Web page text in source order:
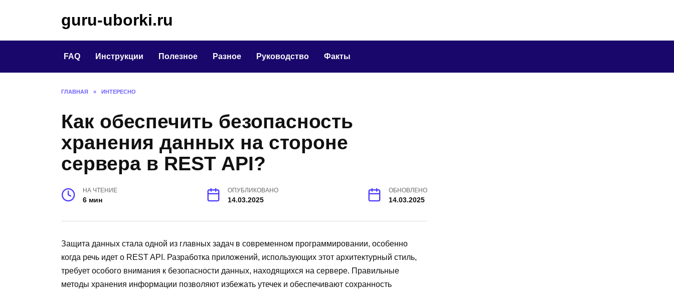
guru-uborki.ru
FAQ Инструкции Полезное Разное Руководство Факты
ГЛАВНАЯ » ИНТЕРЕСНО
Как обеспечить безопасность
хранения данных на стороне
сервера в REST API?
НА ЧТЕНИЕ
6 мин
ОПУБЛИКОВАНО
14.03.2025
ОБНОВЛЕНО
14.03.2025
Защита данных стала одной из главных задач в современном программировании, особенно
когда речь идет о REST API. Разработка приложений, использующих этот архитектурный стиль,
требует особого внимания к безопасности данных, находящихся на сервере. Правильные
методы хранения информации позволяют избежать утечек и обеспечивают сохранность